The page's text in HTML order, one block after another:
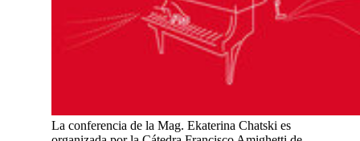
La conferencia de la Mag. Ekaterina Chatski es